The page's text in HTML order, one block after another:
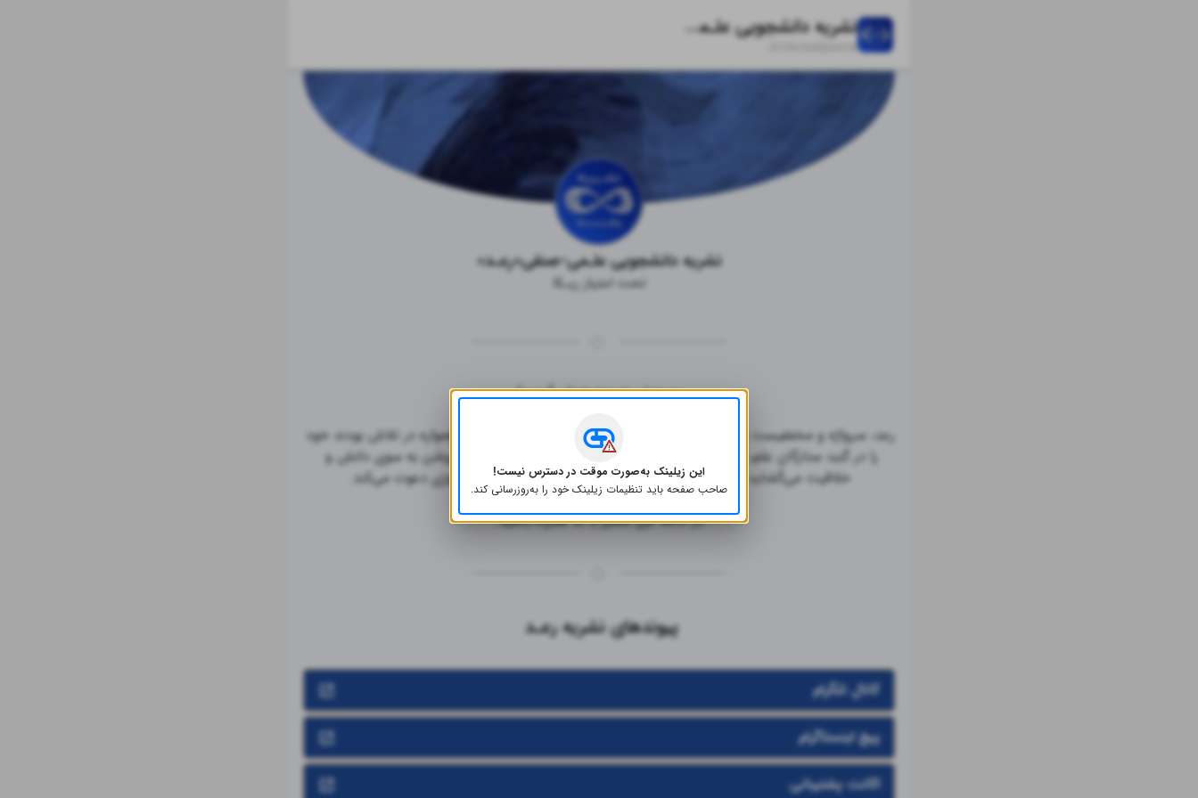
نشریه دانشجویی علـمی-صنفی«رعـد»
raadjournal
نشریه دانشجویی علـمی-صنفی«رعـد»
تحت امتیاز ریـکا
به دنیای «رعد» خوش آمدید!
در ادامه این مسیر با ما همراه باشید.
پیوندهای نشریه رعـد
کانال تلگرام
پیج اینستاگرام
اکانت پشتیبانی
این زیلینک به‌صورت موقت در دسترس نیست!
صاحب صفحه باید تنظیمات زیلینک خود را به‌روز‌رسانی کند.